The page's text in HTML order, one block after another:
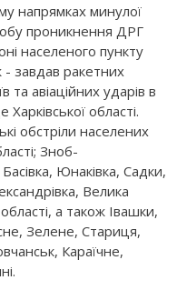
напрямках минулої
проникнення ДРГ
населеного пункту
- завдав ракетних
та авіаційних ударів в
області.
обстріли населених
Зноб-
Юнаківка, Садки,
Велика
а також Івашки,
Зелене, Стариця,
Караїчне,